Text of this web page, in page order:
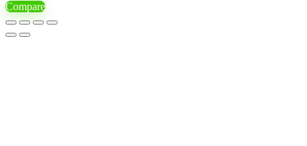
Compare